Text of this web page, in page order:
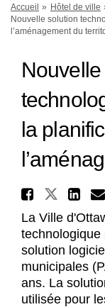
Vous êtes ici:
Accueil Hôtel de ville
Nouvelle solution
l’aménagement du
la
La Ville
technologique
solution
municipales
ans. La
utilisée pour